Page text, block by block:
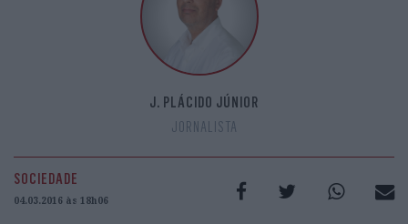
J. PLÁCIDO JÚNIOR
JORNALISTA
SOCIEDADE
04.03.2016 às 18h06